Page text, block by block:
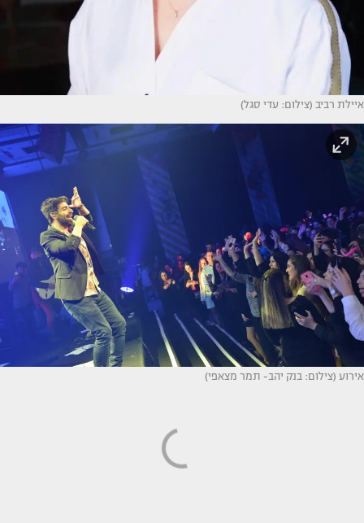
איילת רביב (צילום: עדי סגל)
אירוע (צילום: בנק יהב- תמר מצאפי)